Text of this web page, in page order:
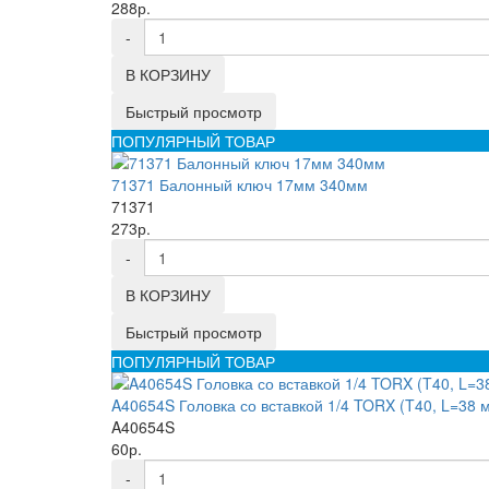
288р.
-
В КОРЗИНУ
Быстрый просмотр
ПОПУЛЯРНЫЙ ТОВАР
71371 Балонный ключ 17мм 340мм
71371
273р.
-
В КОРЗИНУ
Быстрый просмотр
ПОПУЛЯРНЫЙ ТОВАР
A40654S Головка со вставкой 1/4 TORX (T40, L=38
A40654S
60р.
-